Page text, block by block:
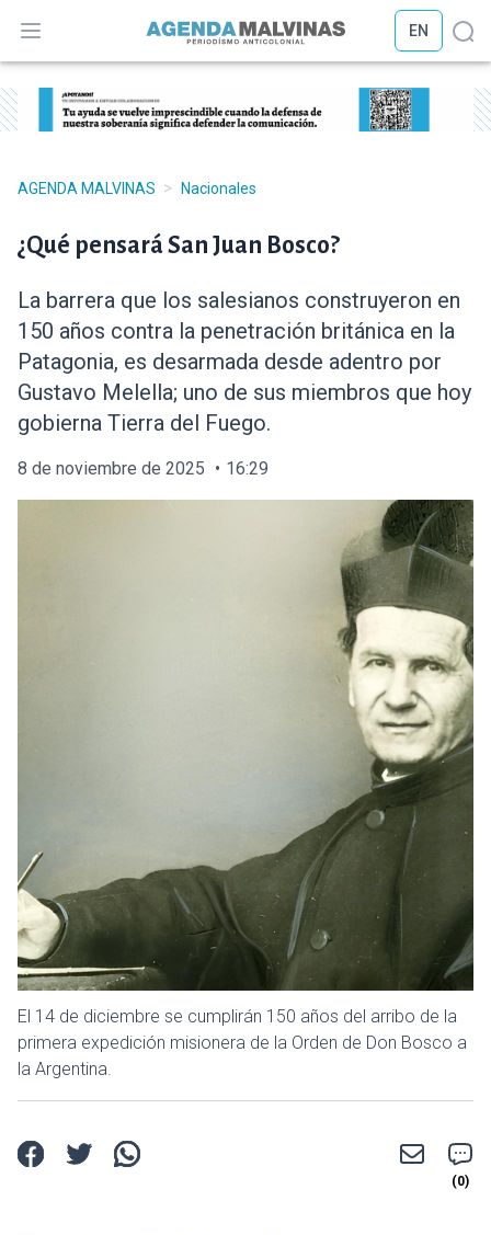
Abrir menú
EN
AGENDA MALVINAS > Nacionales
¿Qué pensará San Juan Bosco?
La barrera que los salesianos construyeron en
150 años contra la penetración británica en la
Patagonia, es desarmada desde adentro por
Gustavo Melella; uno de sus miembros que hoy
gobierna Tierra del Fuego.
8 de noviembre de 2025 16:29
El 14 de diciembre se cumplirán 150 años del arribo de la
primera expedición misionera de la Orden de Don Bosco a
la Argentina.